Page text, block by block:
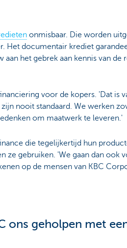
onmisbaar. Die worden
Het documentair krediet
het gebrek aan kennis van de
voor de kopers. 'Dat is
nooit standaard. We werken
om maatwerk te leveren.'
die tegelijkertijd hun
ze gebruiken. 'We gaan dan ook
op de mensen van KBC
ons geholpen met